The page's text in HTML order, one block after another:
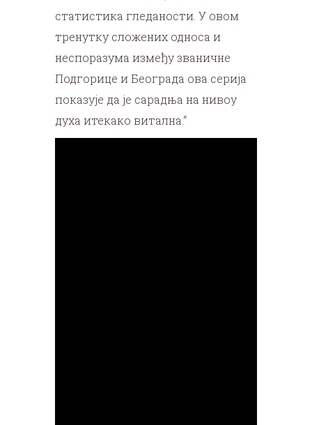
статистика гледаности. У овом
тренутку сложених односа и
неспоразума између званичне
Подгорице и Београда ова серија
показује да је сарадња на нивоу
духа итекако витална.“